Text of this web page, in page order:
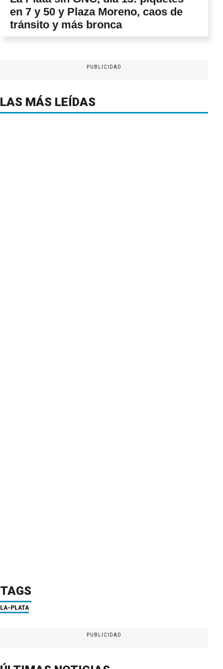
en 7 y 50 y Plaza Moreno, caos de
tránsito y más bronca
PUBLICIDAD
LAS MÁS LEÍDAS
TAGS
LA-PLATA
PUBLICIDAD